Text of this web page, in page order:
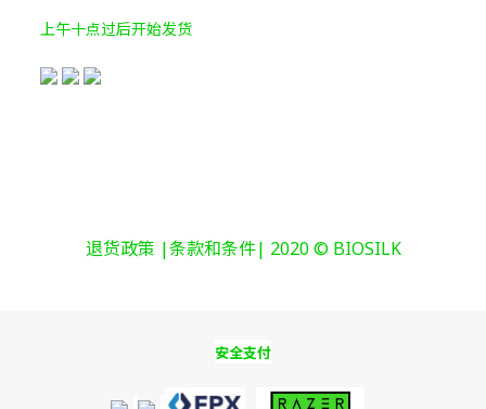
上午十点过后开始发货
退货政策 |条款和条件| 2020 © BIOSILK
安全支付